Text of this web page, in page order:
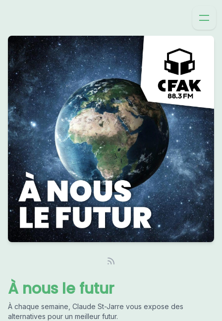
À nous le futur
À chaque semaine, Claude St-Jarre vous expose des
alternatives pour un meilleur futur.